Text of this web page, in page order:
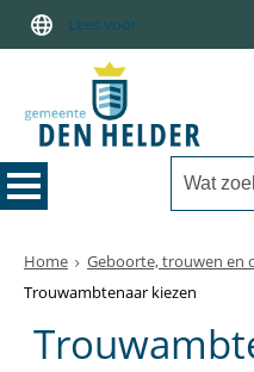
Lees voor
Home Geboorte, trouwen en
Trouwambtenaar kiezen